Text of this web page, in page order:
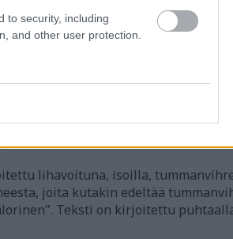
to security, including
and other user protection.
mukaansatempaavan ja
ja
mieleen vesivärit ja
Jokainen hedelmä on
ja mehukkuuden
joissa on sahalaitaiset reunat ja
lihavoituna, isoilla,
joita kutakin edeltää
Teksti on kirjoitettu